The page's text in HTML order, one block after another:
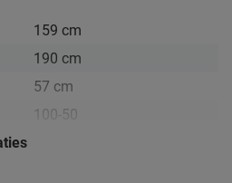
159 cm
190 cm
57 cm
100-50